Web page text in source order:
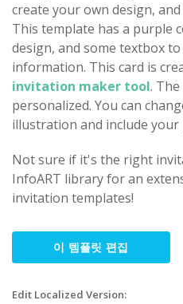
create your own design,
This template has a purple
design, and some textbox
information. This card is
invitation maker tool.
personalized. You can
illustration and include
Not sure if it's the right
InfoART library for an
invitation templates!
이 템플릿 편집
Edit Localized Version: